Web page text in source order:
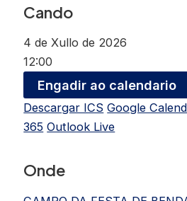
Cando
4 de Xullo de 2026
12:00
Engadir ao calendario
Descargar ICS Google
365 Outlook Live
Onde